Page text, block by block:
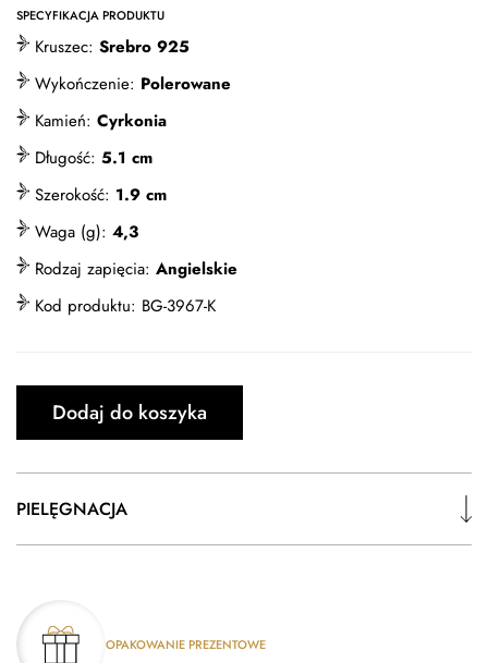
SPECYFIKACJA PRODUKTU
Kruszec: Srebro 925
Wykończenie: Polerowane
Kamień: Cyrkonia
Długość: 5.1 cm
Szerokość: 1.9 cm
Waga (g): 4,3
Rodzaj zapięcia: Angielskie
Kod produktu: BG-3967-K
Dodaj do koszyka
PIELĘGNACJA
OPAKOWANIE PREZENTOWE